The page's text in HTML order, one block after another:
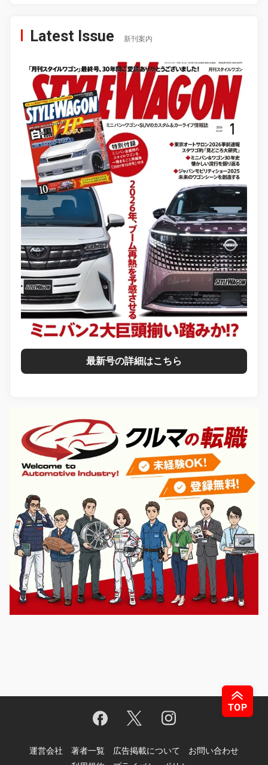
Latest Issue 新刊案内
最新号の詳細はこちら
運営会社 著者一覧 広告掲載について
お問い合わせ